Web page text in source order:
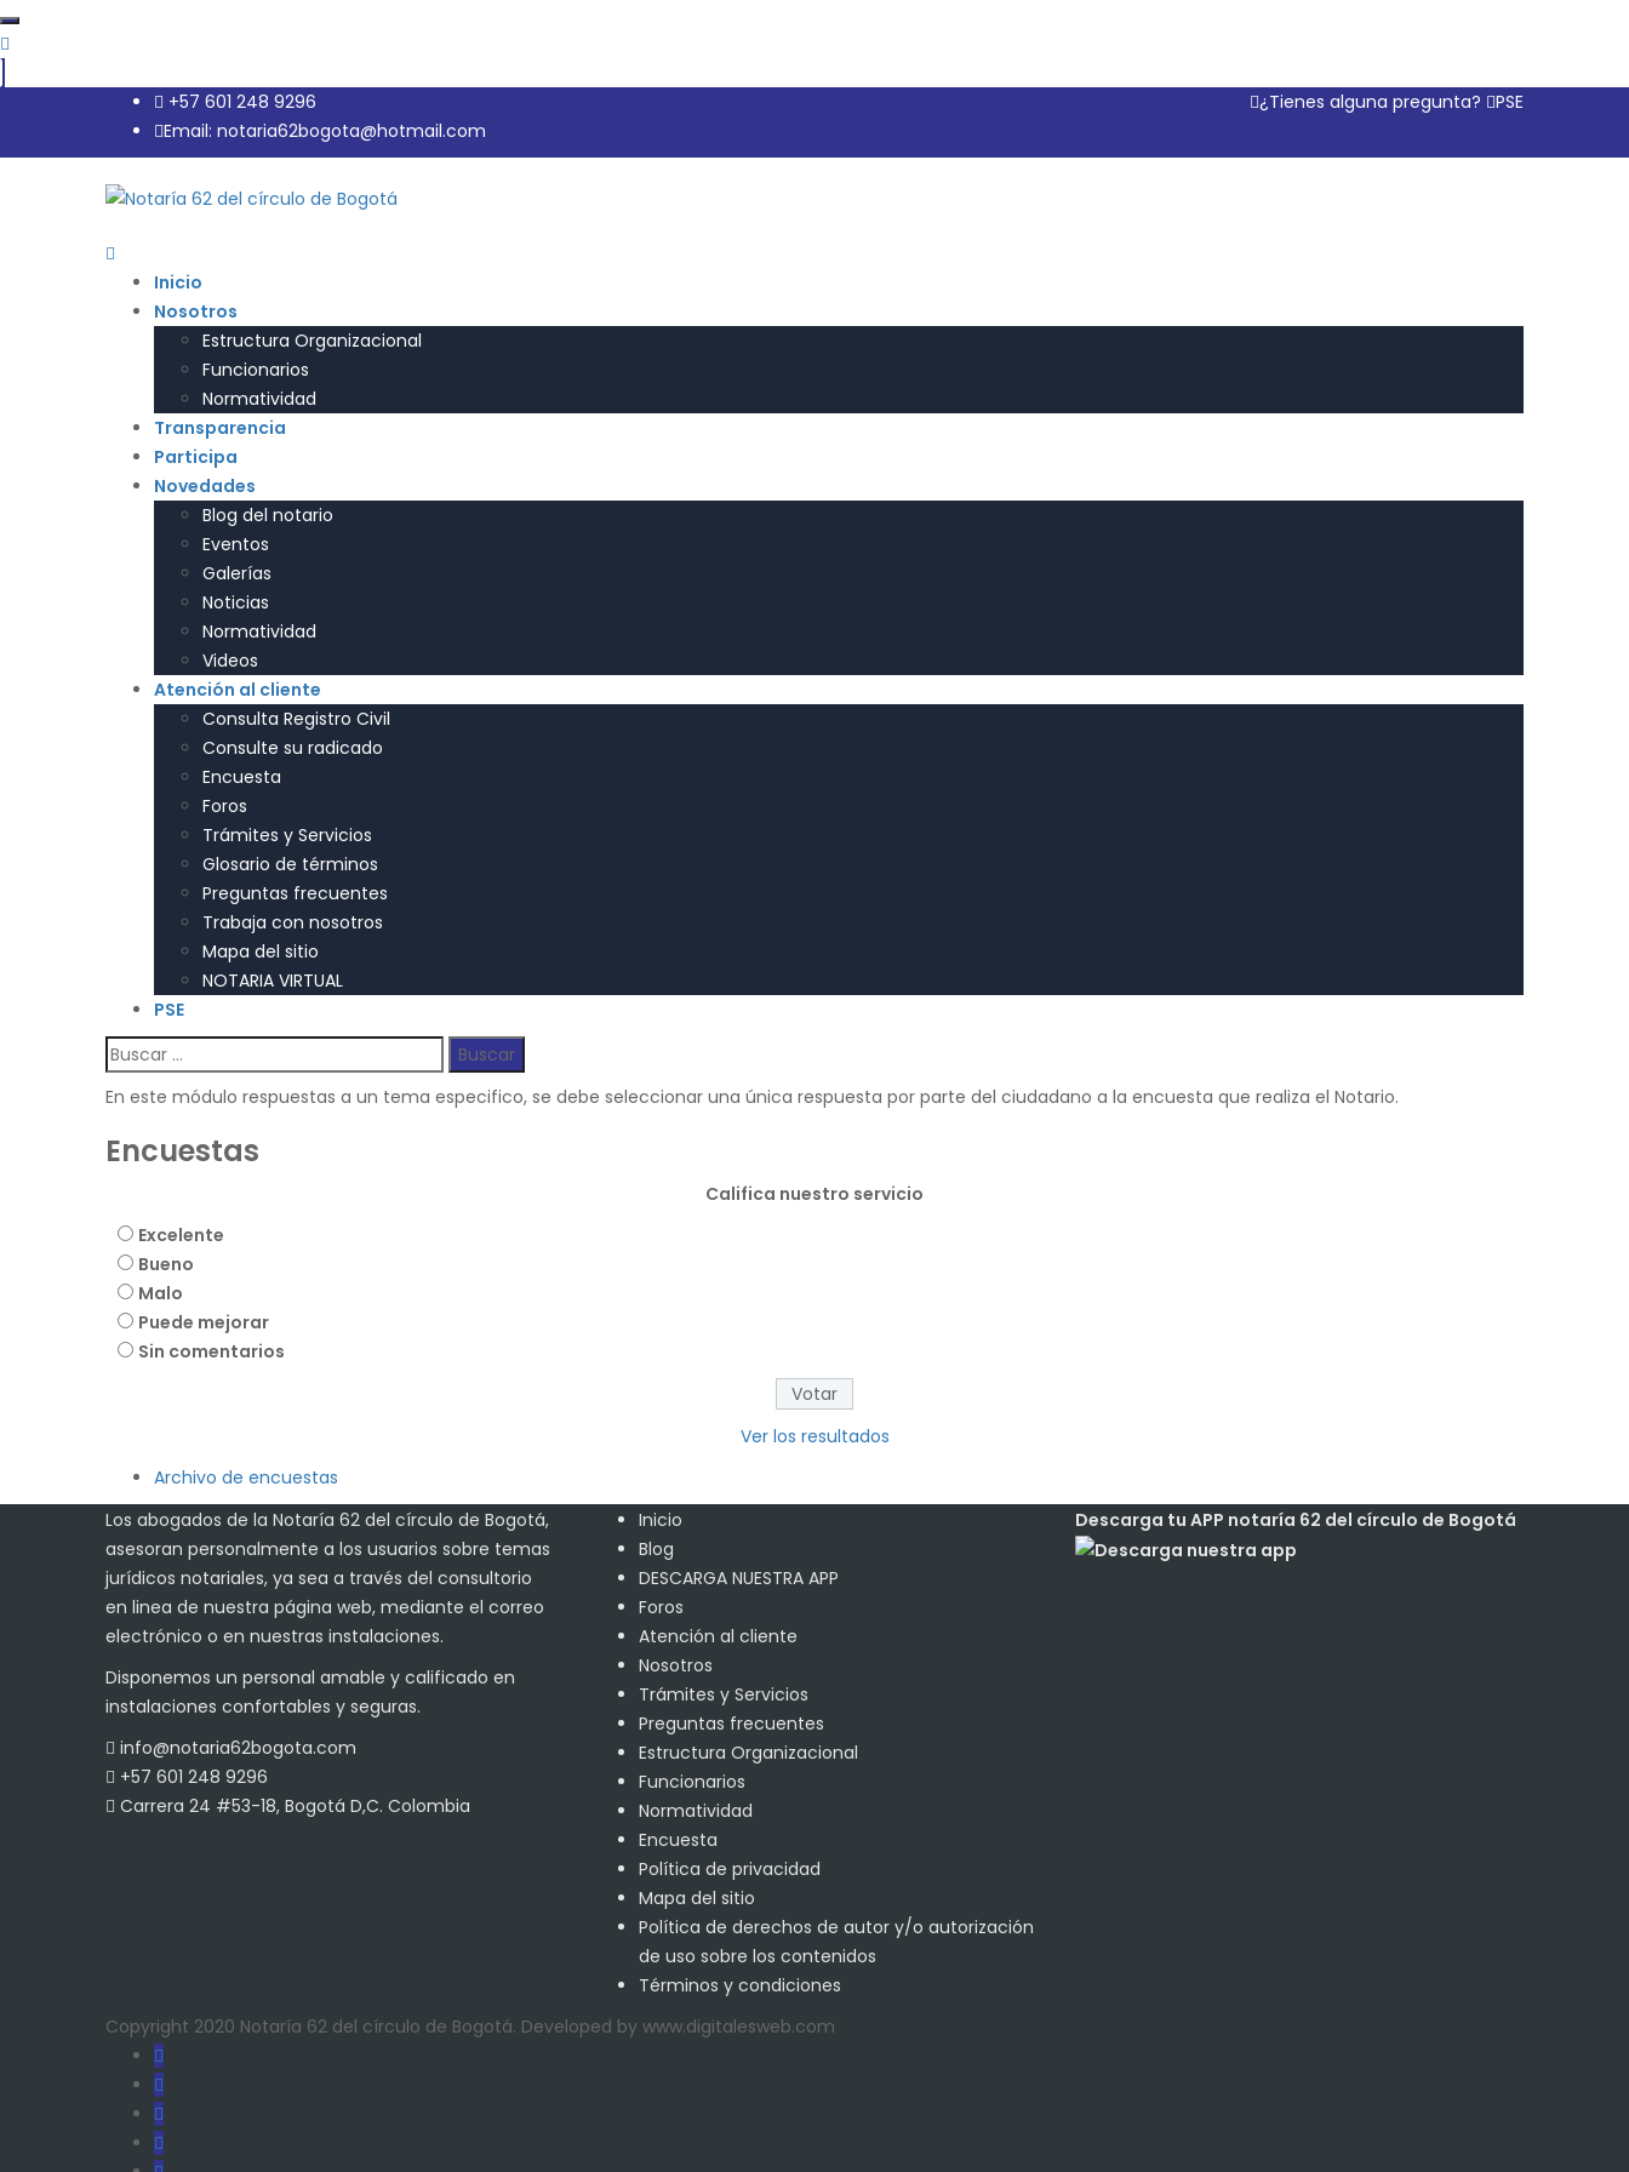
+57 601 248 9296
Email: notaria62bogota@hotmail.com
¿Tienes alguna pregunta? PSE
Inicio
Nosotros
Estructura Organizacional
Funcionarios
Normatividad
Transparencia
Participa
Novedades
Blog del notario
Eventos
Galerías
Noticias
Normatividad
Videos
Atención al cliente
Consulta Registro Civil
Consulte su radicado
Encuesta
Foros
Trámites y Servicios
Glosario de términos
Preguntas frecuentes
Trabaja con nosotros
Mapa del sitio
NOTARIA VIRTUAL
PSE
Buscar:
En este módulo respuestas a un tema especifico, se debe seleccionar una única respuesta por parte del ciudadano a la encuesta que realiza el Notario.
Encuestas
Califica nuestro servicio
Excelente
Bueno
Malo
Puede mejorar
Sin comentarios
Ver los resultados
Archivo de encuestas
Los abogados de la Notaría 62 del círculo de Bogotá,
asesoran personalmente a los usuarios sobre temas
jurídicos notariales, ya sea a través del consultorio
en linea de nuestra página web, mediante el correo
electrónico o en nuestras instalaciones.
Disponemos un personal amable y calificado en
instalaciones confortables y seguras.
info@notaria62bogota.com
+57 601 248 9296
Carrera 24 #53-18, Bogotá D,C. Colombia
Inicio
Blog
DESCARGA NUESTRA APP
Foros
Atención al cliente
Nosotros
Trámites y Servicios
Preguntas frecuentes
Estructura Organizacional
Funcionarios
Normatividad
Encuesta
Política de privacidad
Mapa del sitio
Política de derechos de autor y/o autorización
de uso sobre los contenidos
Términos y condiciones
Descarga tu APP notaría 62 del círculo de Bogotá
Copyright 2020 Notaría 62 del círculo de Bogotá. Developed by www.digitalesweb.com